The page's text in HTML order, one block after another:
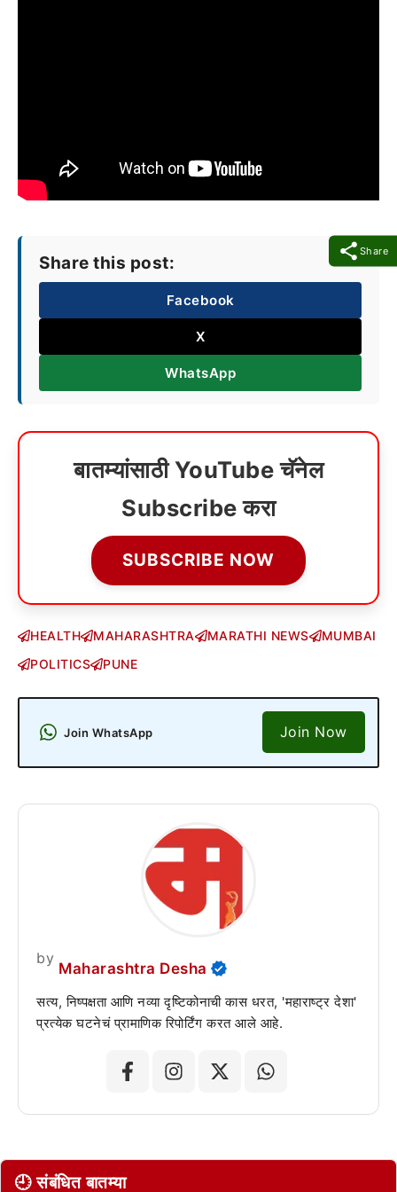
Share
Share this post:
Facebook
X
WhatsApp
बातम्यांसाठी YouTube चॅनेल
Subscribe करा
SUBSCRIBE NOW
HEALTH MAHARASHTRA MARATHI NEWS
MUMBAI
POLITICS
PUNE
Join WhatsApp Join Now
by
Maharashtra Desha
सत्य, निष्पक्षता आणि नव्या दृष्टिकोनाची कास धरत, 'महाराष्ट्र देशा'
प्रत्येक घटनेचं प्रामाणिक रिपोर्टिंग करत आले आहे.
🕘 संबंधित बातम्या